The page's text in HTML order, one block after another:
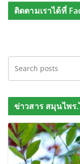
ติดตามเราได้ที่
ข่าวสาร สมุนไพร